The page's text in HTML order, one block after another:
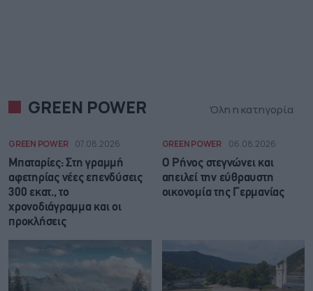
GREEN POWER Όλη η κατηγορία
GREEN POWER 07.08.2026
Μπαταρίες: Στη γραμμή
αφετηρίας νέες επενδύσεις
300 εκατ., το
χρονοδιάγραμμα και οι
προκλήσεις
GREEN POWER 06.08.2026
Ο Ρήνος στεγνώνει και
απειλεί την εύθραυστη
οικονομία της Γερμανίας